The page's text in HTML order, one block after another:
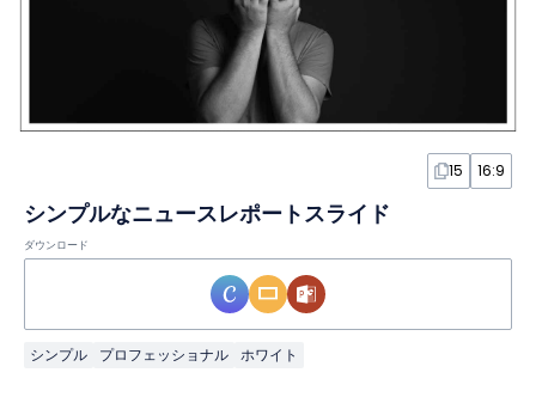
15 16:9
シンプルなニュースレポートスライド
ダウンロード
シンプル プロフェッショナル ホワイト